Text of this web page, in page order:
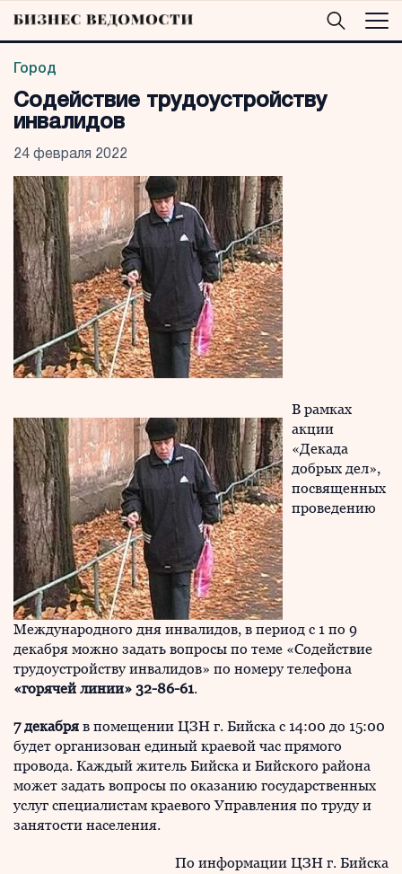
Город
Содействие трудоустройству
инвалидов
24 февраля 2022
В рамках
акции
«Декада
добрых дел»,
посвященных
проведению
Международного дня инвалидов, в период с 1 по 9
декабря можно задать вопросы по теме «Содействие
трудоустройству инвалидов» по номеру телефона
«горячей линии» 32-86-61.
7 декабря в помещении ЦЗН г. Бийска с 14:00 до 15:00
будет организован единый краевой час прямого
провода. Каждый житель Бийска и Бийского района
может задать вопросы по оказанию государственных
услуг специалистам краевого Управления по труду и
занятости населения.
По информации ЦЗН г. Бийска